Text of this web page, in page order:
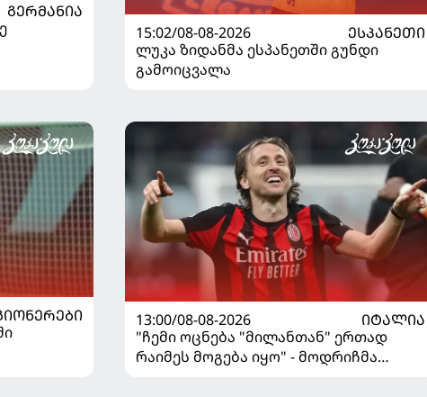
ᲒᲔᲠᲛᲐᲜᲘᲐ
15:02/08-08-2026
ᲔᲡᲞᲐᲜᲔᲗᲘ
ლუკა ზიდანმა ესპანეთში გუნდი
გამოიცვალა
13:00/08-08-2026
ᲘᲢᲐᲚᲘᲐ
"ჩემი ოცნება "მილანთან" ერთად
რაიმეს მოგება იყო" - მოდრიჩმა